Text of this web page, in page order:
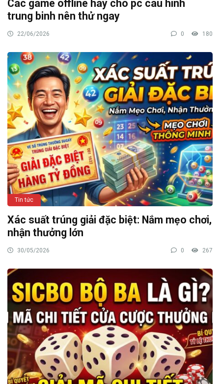
Các game offline hay cho pc cau hinh
trung binh nên thử ngay
22/06/2026 0 180
Tin tức
Xác suất trúng giải đặc biệt: Nắm mẹo chơi,
nhận thưởng lớn
30/05/2026 0 267